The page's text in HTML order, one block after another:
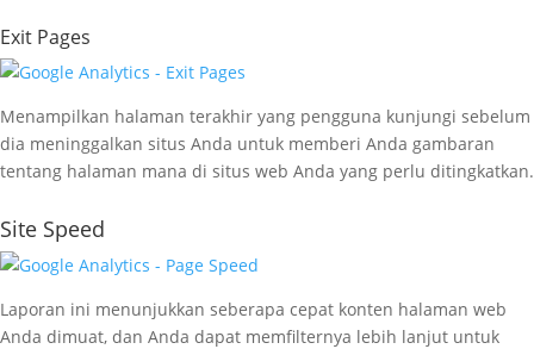
Exit Pages
Menampilkan halaman terakhir yang pengguna kunjungi sebelum
dia meninggalkan situs Anda untuk memberi Anda gambaran
tentang halaman mana di situs web Anda yang perlu ditingkatkan.
Site Speed
Laporan ini menunjukkan seberapa cepat konten halaman web
Anda dimuat, dan Anda dapat memfilternya lebih lanjut untuk